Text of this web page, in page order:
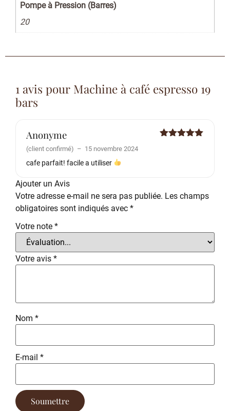
Pompe à Pression (Barres)
20
1 avis pour Machine à café espresso 19
bars
Anonyme
(client confirmé) – 15 novembre 2024
cafe parfait! facile a utiliser
Ajouter un Avis
Votre adresse e-mail ne sera pas publiée. Les champs
obligatoires sont indiqués avec *
Votre note *
Votre avis *
Nom *
E-mail *